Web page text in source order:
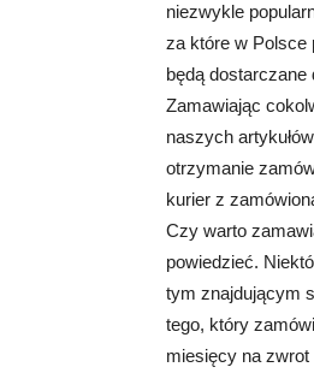
niezwykle
za które w Polsce
będą dostarczane
Zamawiając
naszych
otrzymanie
kurier z
Czy warto
powiedzieć.
tym znajdującym
tego, który
miesięcy na zwrot